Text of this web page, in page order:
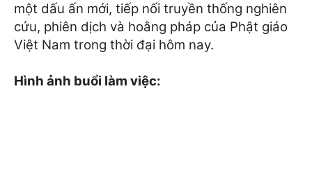
một dấu ấn mới, tiếp nối truyền thống nghiên
cứu, phiên dịch và hoằng pháp của Phật giáo
Việt Nam trong thời đại hôm nay.
Hình ảnh buổi làm việc: